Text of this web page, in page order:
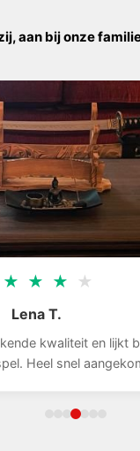
aan bij onze
★ ★
en lijkt bijna
aangekomen.